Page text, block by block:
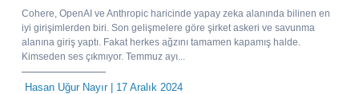
Cohere, OpenAI ve Anthropic haricinde yapay zeka alanında bilinen en
iyi girişimlerden biri. Son gelişmelere göre şirket askeri ve savunma
alanına giriş yaptı. Fakat herkes ağzını tamamen kapamış halde.
Kimseden ses çıkmıyor. Temmuz ayı...
Hasan Uğur Nayır| 17 Aralık 2024